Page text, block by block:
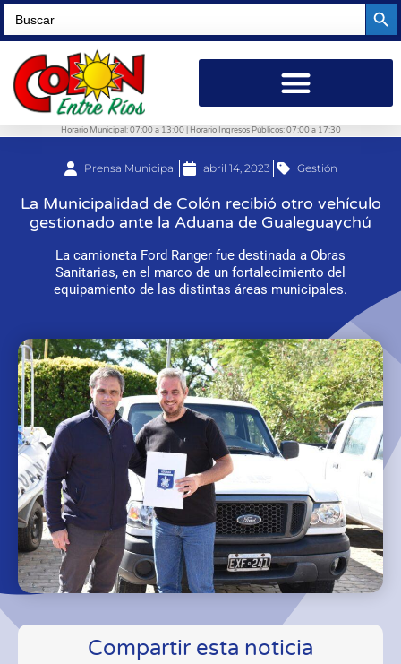
Search
for:
Horario Municipal: 07:00 a 13:00 | Horario Ingresos Públicos: 07:00 a 17:30
Prensa Municipal abril 14, 2023 Gestión
La Municipalidad de Colón recibió otro vehículo
gestionado ante la Aduana de Gualeguaychú
La camioneta Ford Ranger fue destinada a Obras
Sanitarias, en el marco de un fortalecimiento del
equipamiento de las distintas áreas municipales.
Compartir esta noticia